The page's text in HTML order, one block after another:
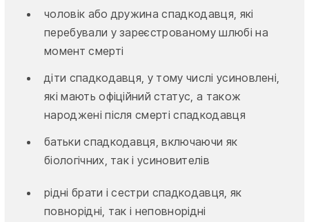
чоловік або дружина спадкодавця, які
перебували у зареєстрованому шлюбі на
момент смерті
діти спадкодавця, у тому числі усиновлені,
які мають офіційний статус, а також
народжені після смерті спадкодавця
батьки спадкодавця, включаючи як
біологічних, так і усиновителів
рідні брати і сестри спадкодавця, як
повнорідні, так і неповнорідні